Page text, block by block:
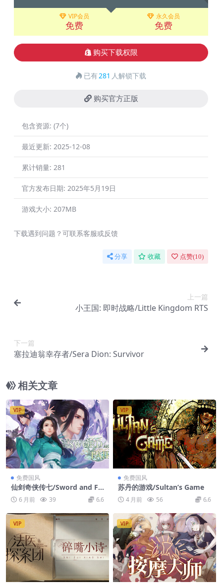
VIP会员
免费
永久会员
免费
购买下载权限
已有281 人解锁下载
购买官方正版
包含资源: (7个)
最近更新: 2025-12-08
累计销量: 281
官方发布日期: 2025年5月19日
游戏大小: 207MB
下载遇到问题？可联系客服或反馈
分享 收藏 点赞(10)
上一篇
小王国: 即时战略/Little Kingdom RTS
下一篇
塞拉迪翁幸存者/Sera Dion: Survivor
相关文章
VIP
免费国风
仙剑奇侠传七/Sword and Fai
ry 76 月前 39 6.6
VIP
免费国风
苏丹的游戏/Sultan’s Game
4 月前 56 6.6
VIP VIP